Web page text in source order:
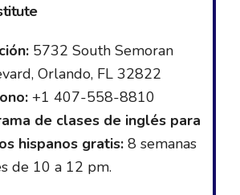
5732 South Semoran
Orlando, FL 32822
+1 407-558-8810
de clases de inglés para
hispanos gratis: 8 semanas
de 10 a 12 pm.